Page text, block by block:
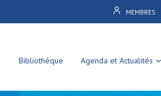
MEMBRES
Bibliothèque Agenda et Actualités